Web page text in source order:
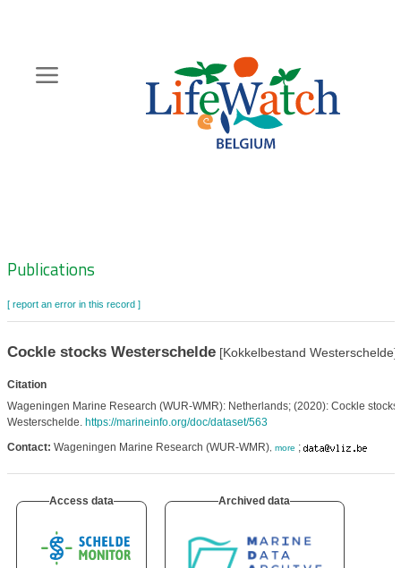
content
Zoeknavigatie
Publications
[ report an error in this record ]
Cockle stocks Westerschelde[Kokkelbestand Westerschelde]
Citation
Wageningen Marine Research (WUR-WMR): Netherlands; (2020): Cockle stocks
Westerschelde. https://marineinfo.org/doc/dataset/563
Contact: Wageningen Marine Research (WUR-WMR), more ;
Access data Archived data